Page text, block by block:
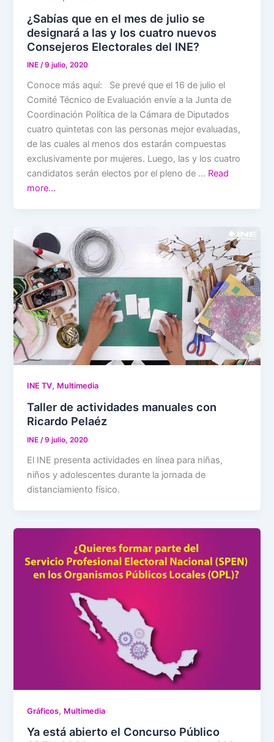
¿Sabías que en el mes de julio se
designará a las y los cuatro nuevos
Consejeros Electorales del INE?
INE/9 julio, 2020
Conoce más aquí: Se prevé que el 16 de julio el
Comité Técnico de Evaluación envíe a la Junta de
Coordinación Política de la Cámara de Diputados
cuatro quintetas con las personas mejor evaluadas,
de las cuales al menos dos estarán compuestas
exclusivamente por mujeres. Luego, las y los cuatro
candidatos serán electos por el pleno de … Read
more…
INE TV, Multimedia
Taller de actividades manuales con
Ricardo Pelaéz
INE/9 julio, 2020
El INE presenta actividades en línea para niñas,
niños y adolescentes durante la jornada de
distanciamiento físico.
Gráficos, Multimedia
Ya está abierto el Concurso Público